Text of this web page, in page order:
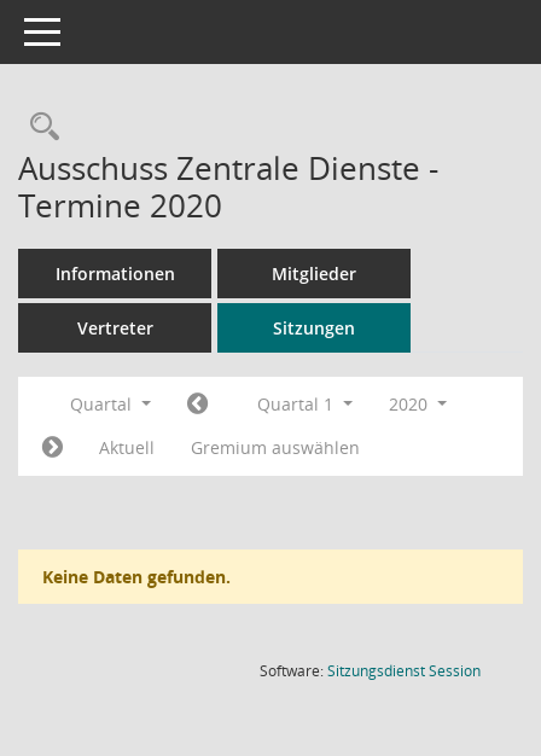
Toggle navigation
Rechercheauswahl
Ausschuss Zentrale Dienste -
Termine 2020
Informationen Mitglieder
Vertreter Sitzungen
Quartal Quartal 1
2020
Aktuell
Gremium auswählen
Keine Daten gefunden.
Software:SitzungsdienstSession(Wird in